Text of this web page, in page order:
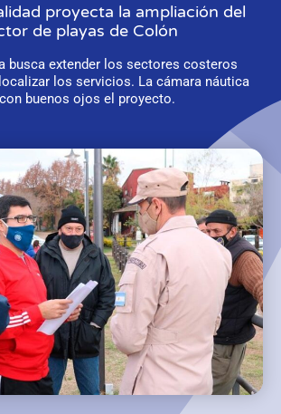
proyecta la ampliación del
de playas de Colón
busca extender los sectores costeros
los servicios. La cámara náutica
buenos ojos el proyecto.